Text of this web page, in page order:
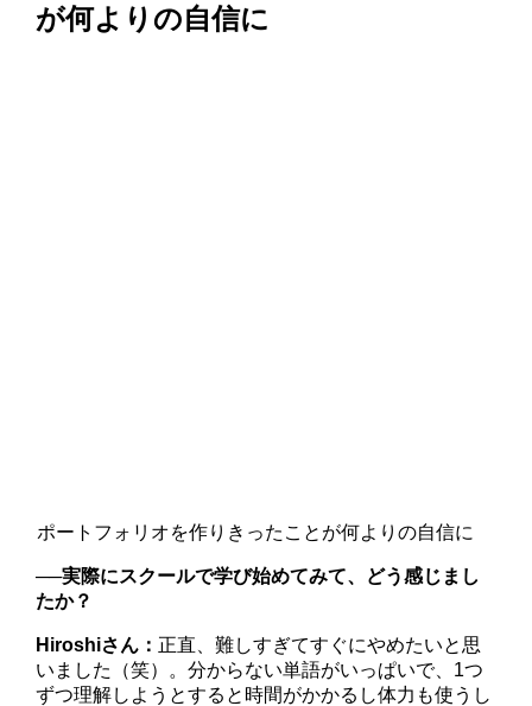
が何よりの自信に
ポートフォリオを作りきったことが何よりの自信に
──実際にスクールで学び始めてみて、どう感じまし
たか？
Hiroshiさん： 正直、難しすぎてすぐにやめたいと思
いました（笑）。分からない単語がいっぱいで、1つ
ずつ理解しようとすると時間がかかるし体力も使うし